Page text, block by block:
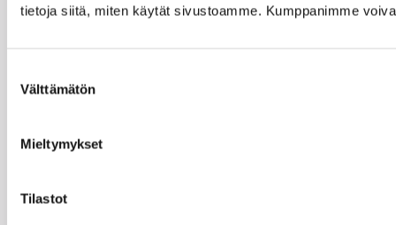
tietoja siitä, miten käytät sivustoamme. Kumppanimme
valinta
Välttämätön
Mieltymykset
Tilastot